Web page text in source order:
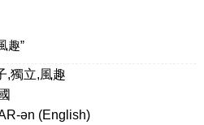
趣”
,獨立,風趣
ən (English)